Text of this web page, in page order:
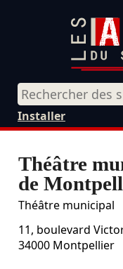
Installer
Théâtre
de
Théâtre municipal
11, boulevard
34000 Montpellier